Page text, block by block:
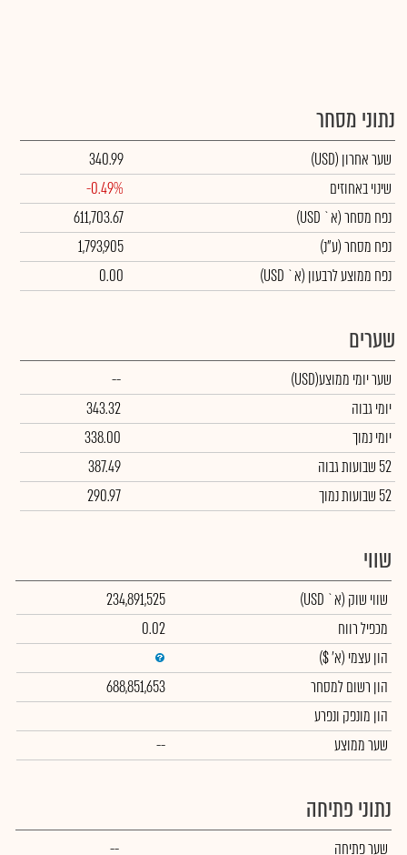
נתוני מסחר
שער אחרון (USD)
340.99
שינוי באחוזים
-0.49%
נפח מסחר(א` USD)
611,703.67
נפח מסחר(ע"נ)
1,793,905
נפח ממוצע לרבעון (א` USD)
0.00
שערים
שער יומי ממוצע(USD)
--
יומי גבוה
343.32
יומי נמוך
338.00
52 שבועות גבוה
387.49
52 שבועות נמוך
290.97
שווי
שווי שוק (א` USD)
234,891,525
מכפיל רווח
0.02
הון עצמי (א' $)
הון רשום למסחר
688,851,653
הון מונפק ונפרע
שער ממוצע
--
נתוני פתיחה
שער פתיחה --